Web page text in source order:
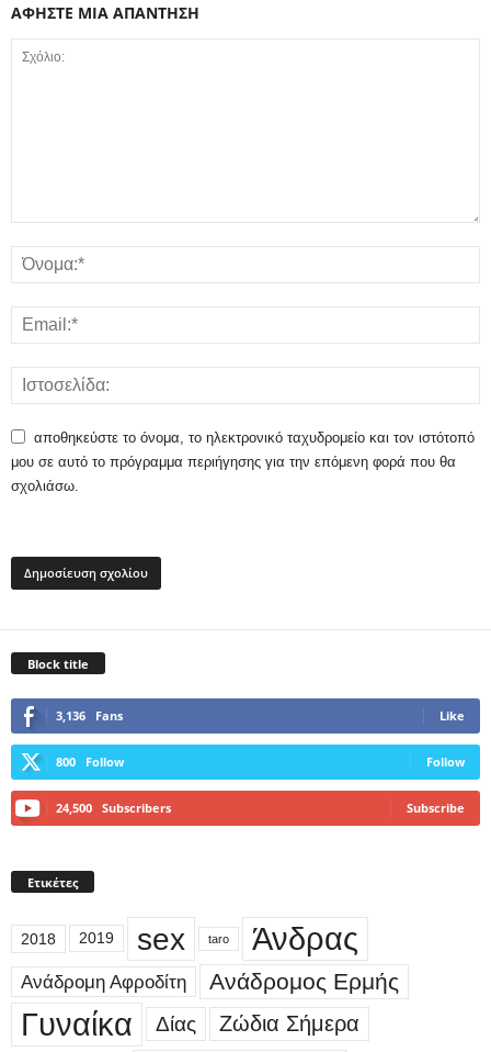
ΑΦΗΣΤΕ ΜΙΑ ΑΠΑΝΤΗΣΗ
αποθηκεύστε το όνομα, το ηλεκτρονικό ταχυδρομείο και τον ιστότοπό
μου σε αυτό το πρόγραμμα περιήγησης για την επόμενη φορά που θα
σχολιάσω.
Block title
3,136 Fans Like
800 Follow Follow
24,500 Subscribers Subscribe
Ετικέτες
2018 2019 sex taro Άνδρας
Ανάδρομη Αφροδίτη Ανάδρομος Ερμής
Γυναίκα Δίας Ζώδια Σήμερα